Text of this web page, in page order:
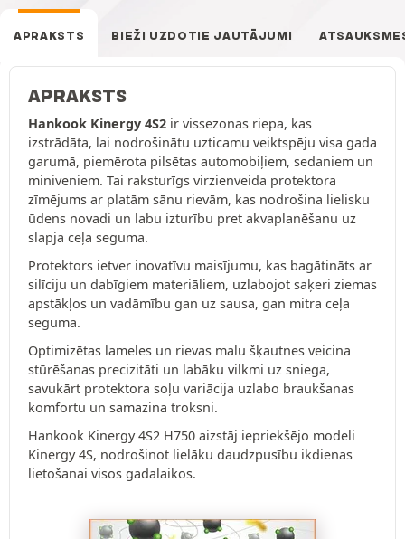
APRAKSTS BIEŽI UZDOTIE JAUTĀJUMI
APRAKSTS
Hankook Kinergy 4S2 ir vissezonas riepa, kas
izstrādāta, lai nodrošinātu uzticamu veiktspēju visa gada
garumā, piemērota pilsētas automobiļiem, sedaniem un
miniveniem. Tai raksturīgs virzienveida protektora
zīmējums ar platām sānu rievām, kas nodrošina lielisku
ūdens novadi un labu izturību pret akvaplanēšanu uz
slapja ceļa seguma.
Protektors ietver inovatīvu maisījumu, kas bagātināts ar
silīciju un dabīgiem materiāliem, uzlabojot saķeri ziemas
apstākļos un vadāmību gan uz sausa, gan mitra ceļa
seguma.
Optimizētas lameles un rievas malu šķautnes veicina
stūrēšanas precizitāti un labāku vilkmi uz sniega,
savukārt protektora soļu variācija uzlabo braukšanas
komfortu un samazina troksni.
Hankook Kinergy 4S2 H750 aizstāj iepriekšējo modeli
Kinergy 4S, nodrošinot lielāku daudzpusību ikdienas
lietošanai visos gadalaikos.